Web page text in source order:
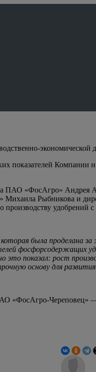
экономической
показателей Компании
«ФосАгро» Андрея А.
Рыбникова и
была проделана
фосфорсодержащих
показал: рост
основу для
«ФосАгро-Череповец»